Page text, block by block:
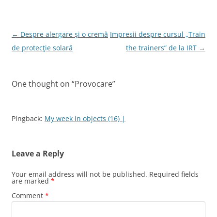
k
Post
navigation
← Despre alergare şi o cremă
de protecţie solară
Impresii despre cursul „Train
the trainers” de la IRT →
One thought on “Provocare”
Pingback: My week in objects (16) |
Leave a Reply
Your email address will not be published. Required fields
are marked *
Comment *